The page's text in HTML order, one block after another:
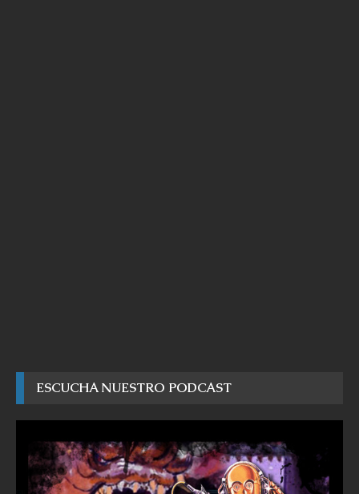
ESCUCHA NUESTRO PODCAST